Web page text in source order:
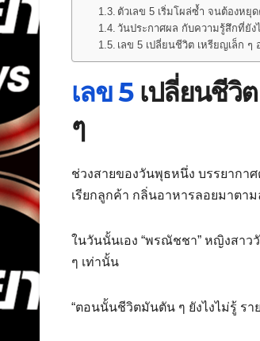
ตัวเลข 5 เริ่มโผล่ซ้ำ จนต้องหยุ
วันประกาศผล กับความรู้สึกที่ยัง
เลข 5 เปลี่ยนชีวิต เหรียญเล็ก ๆ
เลข 5เปลี่ยนชีวิ
ๆ
ช่วงสายของวันพุธหนึ่ง บรรยากา
เรียกลูกค้า กลิ่นอาหารลอยมาตา
ในวันนั้นเอง “พรณัชชา” หญิงสาว
ๆ เท่านั้น
“ตอนนั้นชีวิตมันตัน ๆ ยังไงไม่รู้ รา